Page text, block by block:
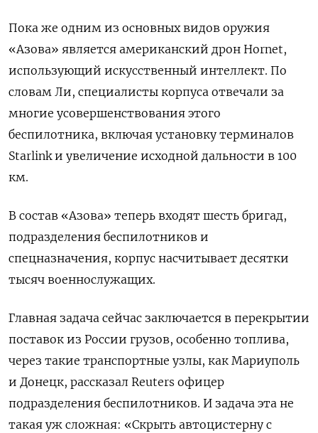
Пока же одним из основных видов оружия
«Азова» является американский дрон Hornet,
использующий искусственный интеллект. По
словам Ли, специалисты корпуса отвечали за
многие усовершенствования этого
беспилотника, включая установку терминалов
Starlink и увеличение исходной дальности в 100
км.
В состав «Азова» теперь входят шесть бригад,
подразделения беспилотников и
спецназначения, корпус насчитывает десятки
тысяч военнослужащих.
Главная задача сейчас заключается в перекрытии
поставок из России грузов, особенно топлива,
через такие транспортные узлы, как Мариуполь
и Донецк, рассказал Reuters офицер
подразделения беспилотников. И задача эта не
такая уж сложная: «Скрыть автоцистерну с